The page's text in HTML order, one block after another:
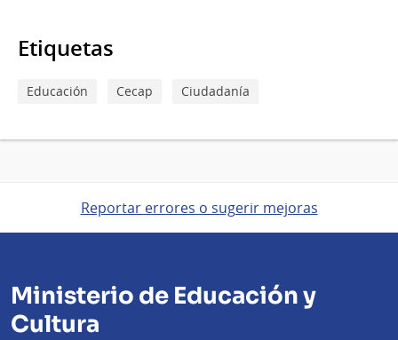
Etiquetas
Educación Cecap Ciudadanía
Reportar errores o sugerir mejoras
Ministerio de Educación y
Cultura